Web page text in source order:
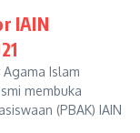
IAIN
Islam
membuka
(PBAK) IAIN